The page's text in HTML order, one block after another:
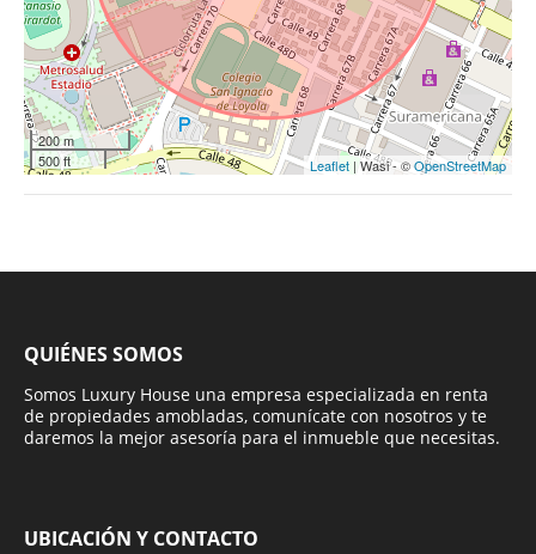
200 m
500 ft
Leaflet | Wasi - ©OpenStreetMap
QUIÉNES SOMOS
Somos Luxury House una empresa especializada en renta
de propiedades amobladas, comunícate con nosotros y te
daremos la mejor asesoría para el inmueble que necesitas.
UBICACIÓN Y CONTACTO